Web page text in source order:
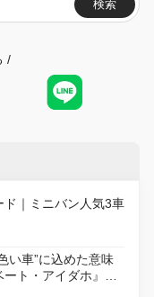
検索
/
ド｜ミニバン人気3車
い車”に込めた意味
ト・アイダホ』が
活